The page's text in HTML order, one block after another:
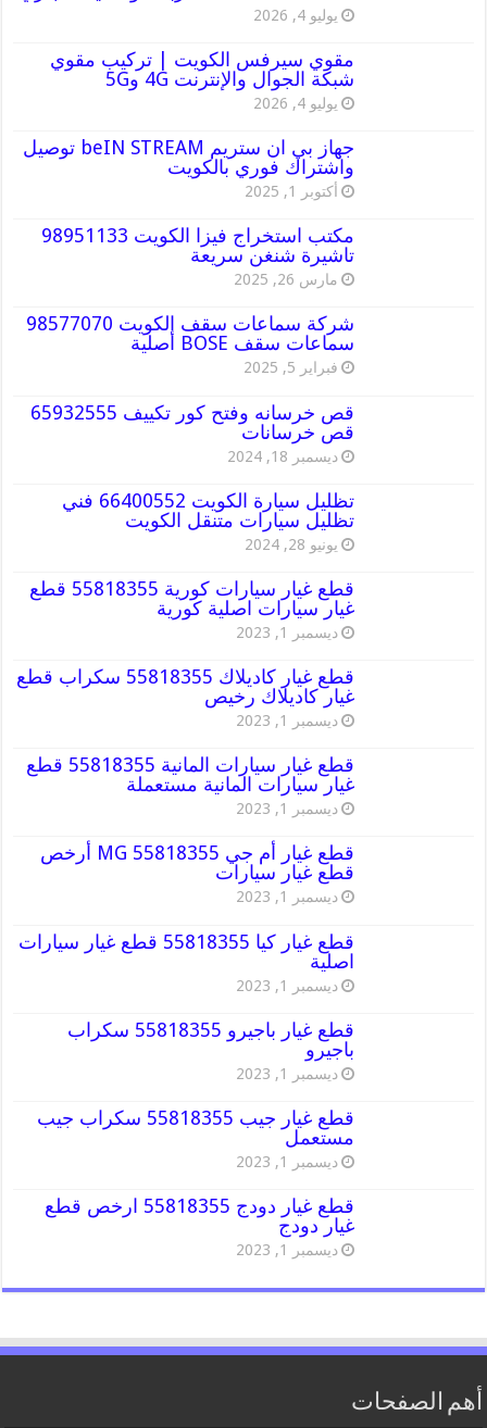
يوليو 4, 2026
مقوي سيرفس الكويت | تركيب مقوي
شبكة الجوال والإنترنت 4G و5G
يوليو 4, 2026
جهاز بي ان ستريم beIN STREAM توصيل
واشتراك فوري بالكويت
أكتوبر 1, 2025
مكتب استخراج فيزا الكويت 98951133
تاشيرة شنغن سريعة
مارس 26, 2025
شركة سماعات سقف الكويت 98577070
سماعات سقف BOSE أصلية
فبراير 5, 2025
قص خرسانه وفتح كور تكييف 65932555
قص خرسانات
ديسمبر 18, 2024
تظليل سيارة الكويت 66400552 فني
تظليل سيارات متنقل الكويت
يونيو 28, 2024
قطع غيار سيارات كورية 55818355 قطع
غيار سيارات اصلية كورية
ديسمبر 1, 2023
قطع غيار كاديلاك 55818355 سكراب قطع
غيار كاديلاك رخيص
ديسمبر 1, 2023
قطع غيار سيارات المانية 55818355 قطع
غيار سيارات المانية مستعملة
ديسمبر 1, 2023
قطع غيار أم جي MG 55818355 أرخص
قطع غيار سيارات
ديسمبر 1, 2023
قطع غيار كيا 55818355 قطع غيار سيارات
اصلية
ديسمبر 1, 2023
قطع غيار باجيرو 55818355 سكراب
باجيرو
ديسمبر 1, 2023
قطع غيار جيب 55818355 سكراب جيب
مستعمل
ديسمبر 1, 2023
قطع غيار دودج 55818355 ارخص قطع
غيار دودج
ديسمبر 1, 2023
أهم الصفحات